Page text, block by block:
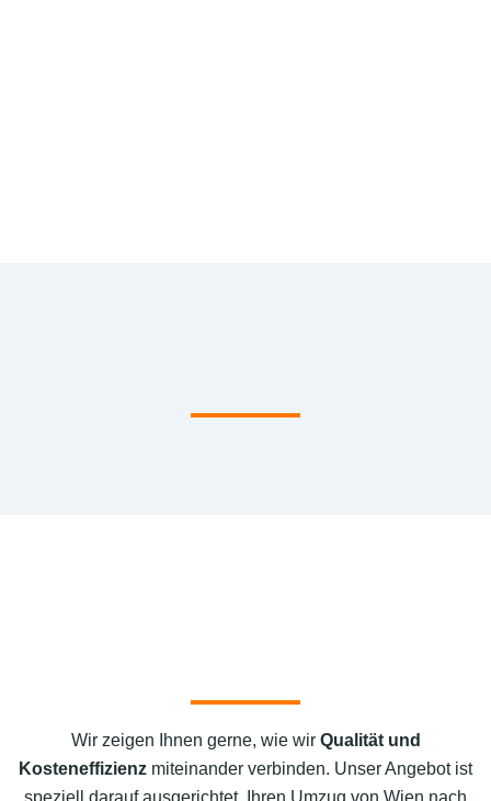
Wir zeigen Ihnen gerne, wie wir Qualität und
Kosteneffizienz miteinander verbinden. Unser Angebot ist
speziell darauf ausgerichtet, Ihren Umzug von Wien nach